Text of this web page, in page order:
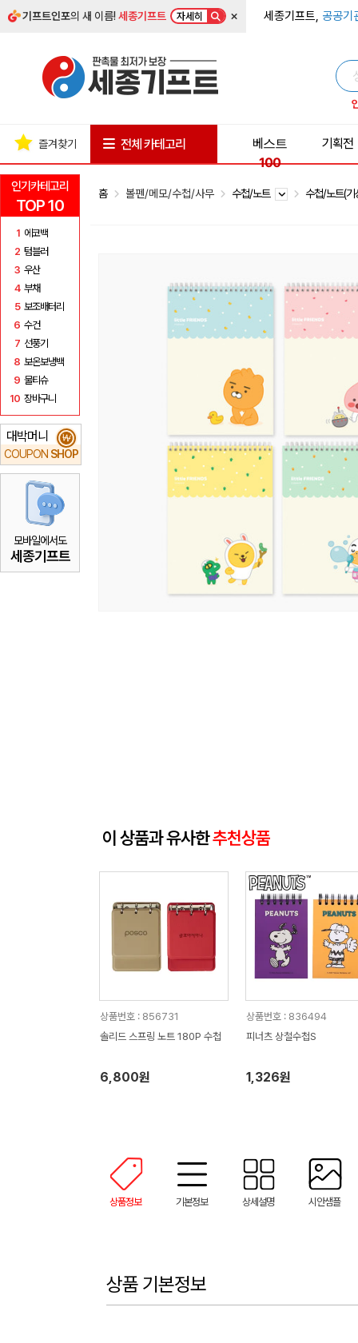
기프트인포의 새 이름!세종기프트 자세히 × 세종기프트, 공공기
인기카테고리
TOP 10
1 에코백
2 텀블러
3 우산
4 부채
5 보조배터리
6 수건
7 선풍기
8 보온보냉백
9 물티슈
10 장바구니
대박머니
COUPON SHOP
₩
모바일에서도
세종기프트
즐겨찾기 전체 카테고리
베스트
100
기획전
홈 볼펜/메모/수첩/사무 수첩/노트 수첩/노트(
이 상품과 유사한추천상품
상품번호 : 856731
솔리드 스프링 노트 180P 수첩
6,800원
상품번호 : 836494
피너츠 상철수첩S
1,326원
상품정보 기본정보 상세설명 시안샘플
상품 기본정보